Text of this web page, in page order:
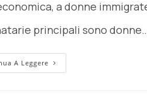
a donne
principali sono
A Leggere